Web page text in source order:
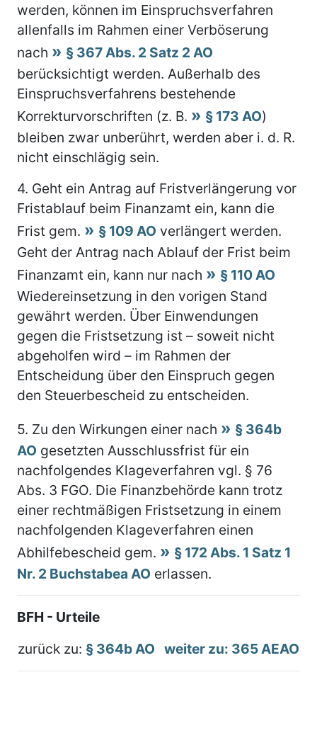
werden, können im Einspruchsverfahren
allenfalls im Rahmen einer Verböserung
nach
§ 367 Abs. 2 Satz 2 AO
berücksichtigt werden. Außerhalb des
Einspruchsverfahrens bestehende
Korrekturvorschriften (z. B.
§ 173 AO)
bleiben zwar unberührt, werden aber i. d. R.
nicht einschlägig sein.
4. Geht ein Antrag auf Fristverlängerung vor
Fristablauf beim Finanzamt ein, kann die
Frist gem.
§ 109 AO verlängert werden.
Geht der Antrag nach Ablauf der Frist beim
Finanzamt ein, kann nur nach
§ 110 AO
Wiedereinsetzung in den vorigen Stand
gewährt werden. Über Einwendungen
gegen die Fristsetzung ist – soweit nicht
abgeholfen wird – im Rahmen der
Entscheidung über den Einspruch gegen
den Steuerbescheid zu entscheiden.
5. Zu den Wirkungen einer nach
§ 364b
AO gesetzten Ausschlussfrist für ein
nachfolgendes Klageverfahren vgl. § 76
Abs. 3 FGO. Die Finanzbehörde kann trotz
einer rechtmäßigen Fristsetzung in einem
nachfolgenden Klageverfahren einen
Abhilfebescheid gem.
§ 172 Abs. 1 Satz 1
Nr. 2 Buchstabea AO erlassen.
BFH - Urteile
zurück zu: § 364b AO weiter zu: 365 AEAO